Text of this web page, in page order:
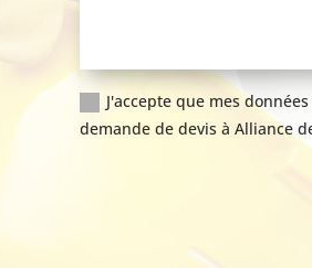
J'accepte que mes
demande de devis à Alliance